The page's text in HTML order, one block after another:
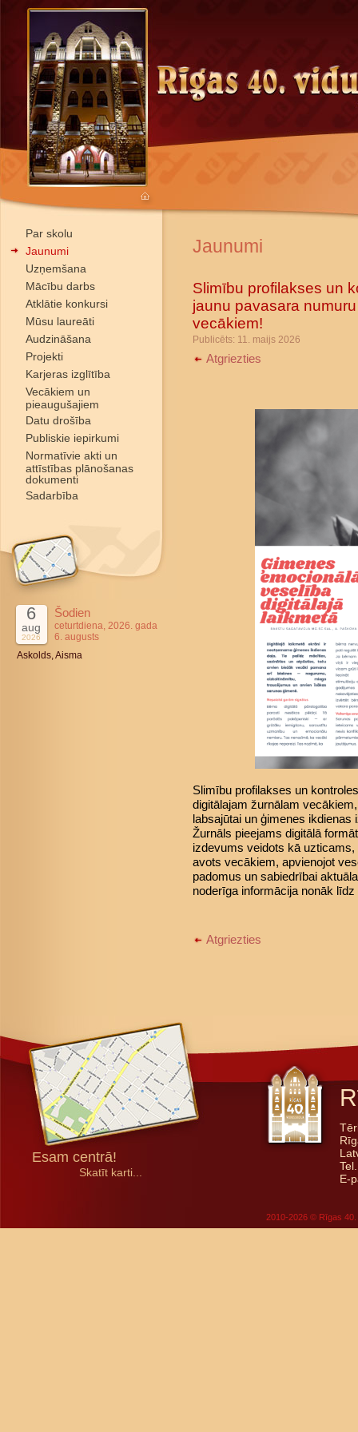
Par skolu
Jaunumi
Uzņemšana
Mācību darbs
Atklātie konkursi
Mūsu laureāti
Audzināšana
Projekti
Karjeras izglītība
Vecākiem un
pieaugušajiem
Datu drošība
Publiskie iepirkumi
Normatīvie akti un
attīstības plānošanas
dokumenti
Sadarbība
6
aug
2026
Šodien
ceturtdiena, 2026. gada
6. augusts
Askolds, Aisma
Jaunumi
Slimību profilakses un
jaunu pavasara
vecākiem!
Publicēts: 11. maijs 2026
Atgriezties
Slimību profilakses un
digitālajam žurnālam
labsajūtai un ģimenes ikdienas
Žurnāls pieejams digitālā
izdevums veidots kā
avots vecākiem, apvienojot
padomus un sabiedrībai
noderīga informācija nonāk
Atgriezties
Esam centrā!
Skatīt karti...
E-
2010-2026 © Rīgas